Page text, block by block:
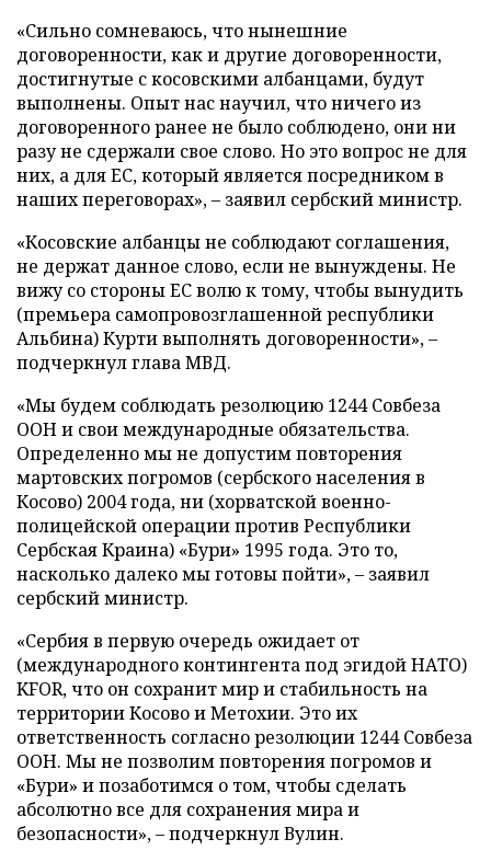
«Сильно сомневаюсь, что нынешние
договоренности, как и другие договоренности,
достигнутые с косовскими албанцами, будут
выполнены. Опыт нас научил, что ничего из
договоренного ранее не было соблюдено, они ни
разу не сдержали свое слово. Но это вопрос не для
них, а для ЕС, который является посредником в
наших переговорах», – заявил сербский министр.
«Косовские албанцы не соблюдают соглашения,
не держат данное слово, если не вынуждены. Не
вижу со стороны ЕС волю к тому, чтобы вынудить
(премьера самопровозглашенной республики
Альбина) Курти выполнять договоренности», –
подчеркнул глава МВД.
«Мы будем соблюдать резолюцию 1244 Совбеза
ООН и свои международные обязательства.
Определенно мы не допустим повторения
мартовских погромов (сербского населения в
Косово) 2004 года, ни (хорватской военно-
полицейской операции против Республики
Сербская Краина) «Бури» 1995 года. Это то,
насколько далеко мы готовы пойти», – заявил
сербский министр.
«Сербия в первую очередь ожидает от
(международного контингента под эгидой НАТО)
KFOR, что он сохранит мир и стабильность на
территории Косово и Метохии. Это их
ответственность согласно резолюции 1244 Совбеза
ООН. Мы не позволим повторения погромов и
«Бури» и позаботимся о том, чтобы сделать
абсолютно все для сохранения мира и
безопасности», – подчеркнул Вулин.